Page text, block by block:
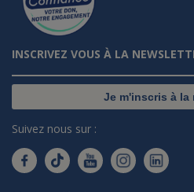
INSCRIVEZ VOUS À LA
Je m'inscris à la
Suivez nous sur :